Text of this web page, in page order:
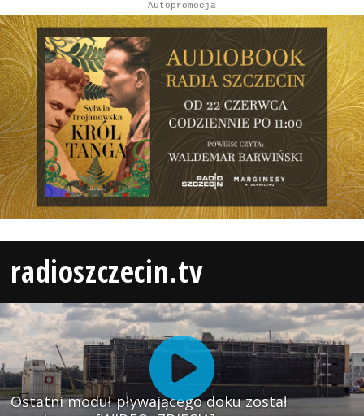
Autopromocja
radioszczecin.tv
Ostatni moduł pływającego doku został